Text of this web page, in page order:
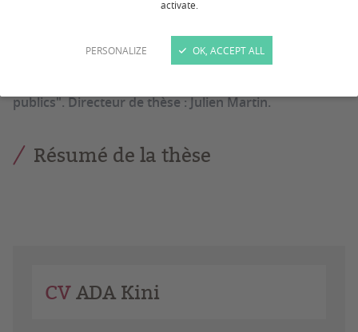
activate.
PERSONALIZE OK, ACCEPT ALL
publics". Directeur de thèse : Julien Martin.
Résumé de la thèse
CVADA Kini